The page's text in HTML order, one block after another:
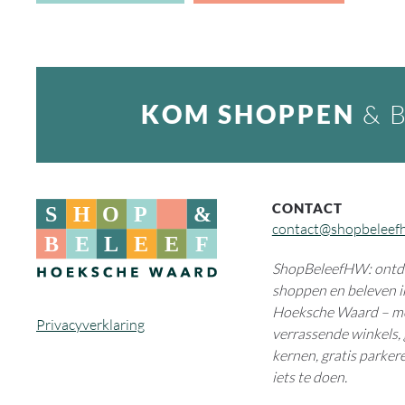
KOM SHOPPEN &
Privacyverklaring
CONTACT
ShopBeleefHW:
shoppen en beleven
Hoeksche Waard –
verrassende winkels,
kernen, gratis
iets te doen.